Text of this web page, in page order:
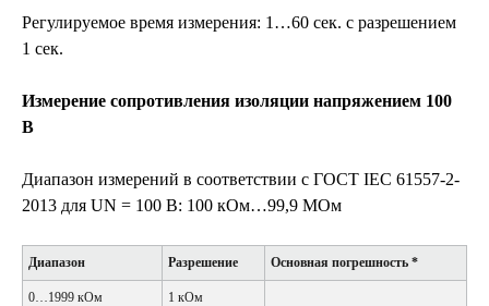
Регулируемое время измерения: 1…60 сек. с разрешением
1 сек.
Измерение сопротивления изоляции напряжением 100
В
Диапазон измерений в соответствии с ГОСТ IEC 61557-2-
2013 для UN = 100 В: 100 кОм…99,9 МОм
Диапазон Разрешение Основная погрешность *
0…1999 кОм 1 кОм